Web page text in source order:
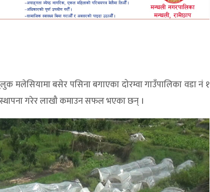
मलेसियामा बसेर पसिना बगाएका दोरम्वा गाउँपालिका वडा नं १
गरेर लाखौ कमाउन सफल भएका छन् ।